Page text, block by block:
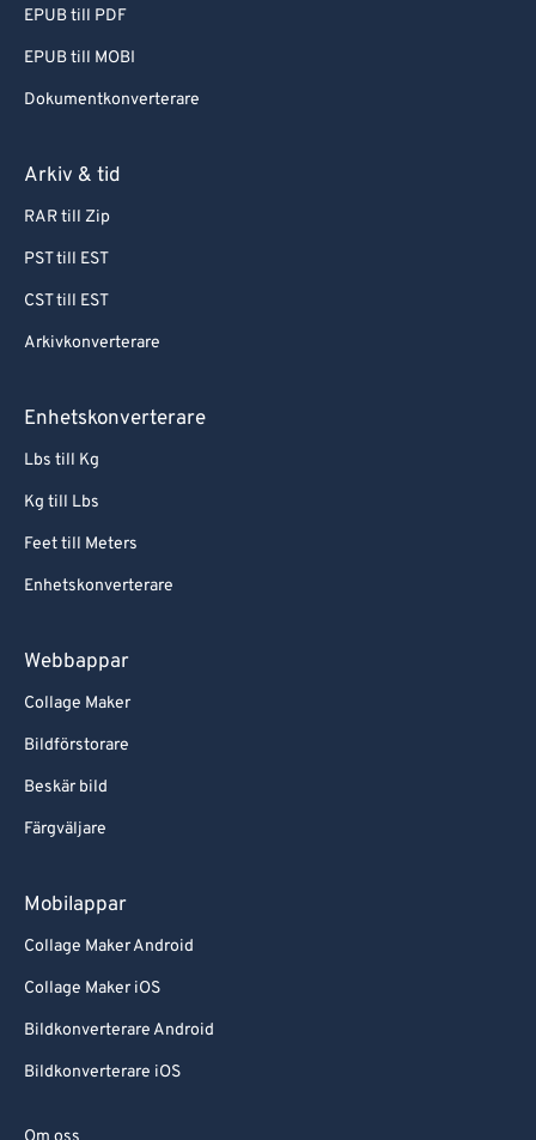
EPUB till PDF
EPUB till MOBI
Dokumentkonverterare
Arkiv & tid
RAR till Zip
PST till EST
CST till EST
Arkivkonverterare
Enhetskonverterare
Lbs till Kg
Kg till Lbs
Feet till Meters
Enhetskonverterare
Webbappar
Collage Maker
Bildförstorare
Beskär bild
Färgväljare
Mobilappar
Collage Maker Android
Collage Maker iOS
Bildkonverterare Android
Bildkonverterare iOS